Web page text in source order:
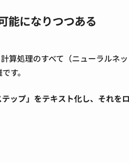
能になりつつある
算処理のすべて（ニューラルネ
す。
テップ」をテキスト化し、それを